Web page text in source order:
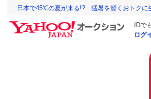
日本で45℃の夏が来る!? 猛暑を賢くおトクに
IDで
ログ